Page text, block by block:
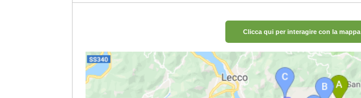
Clicca qui per interagire con la mappa